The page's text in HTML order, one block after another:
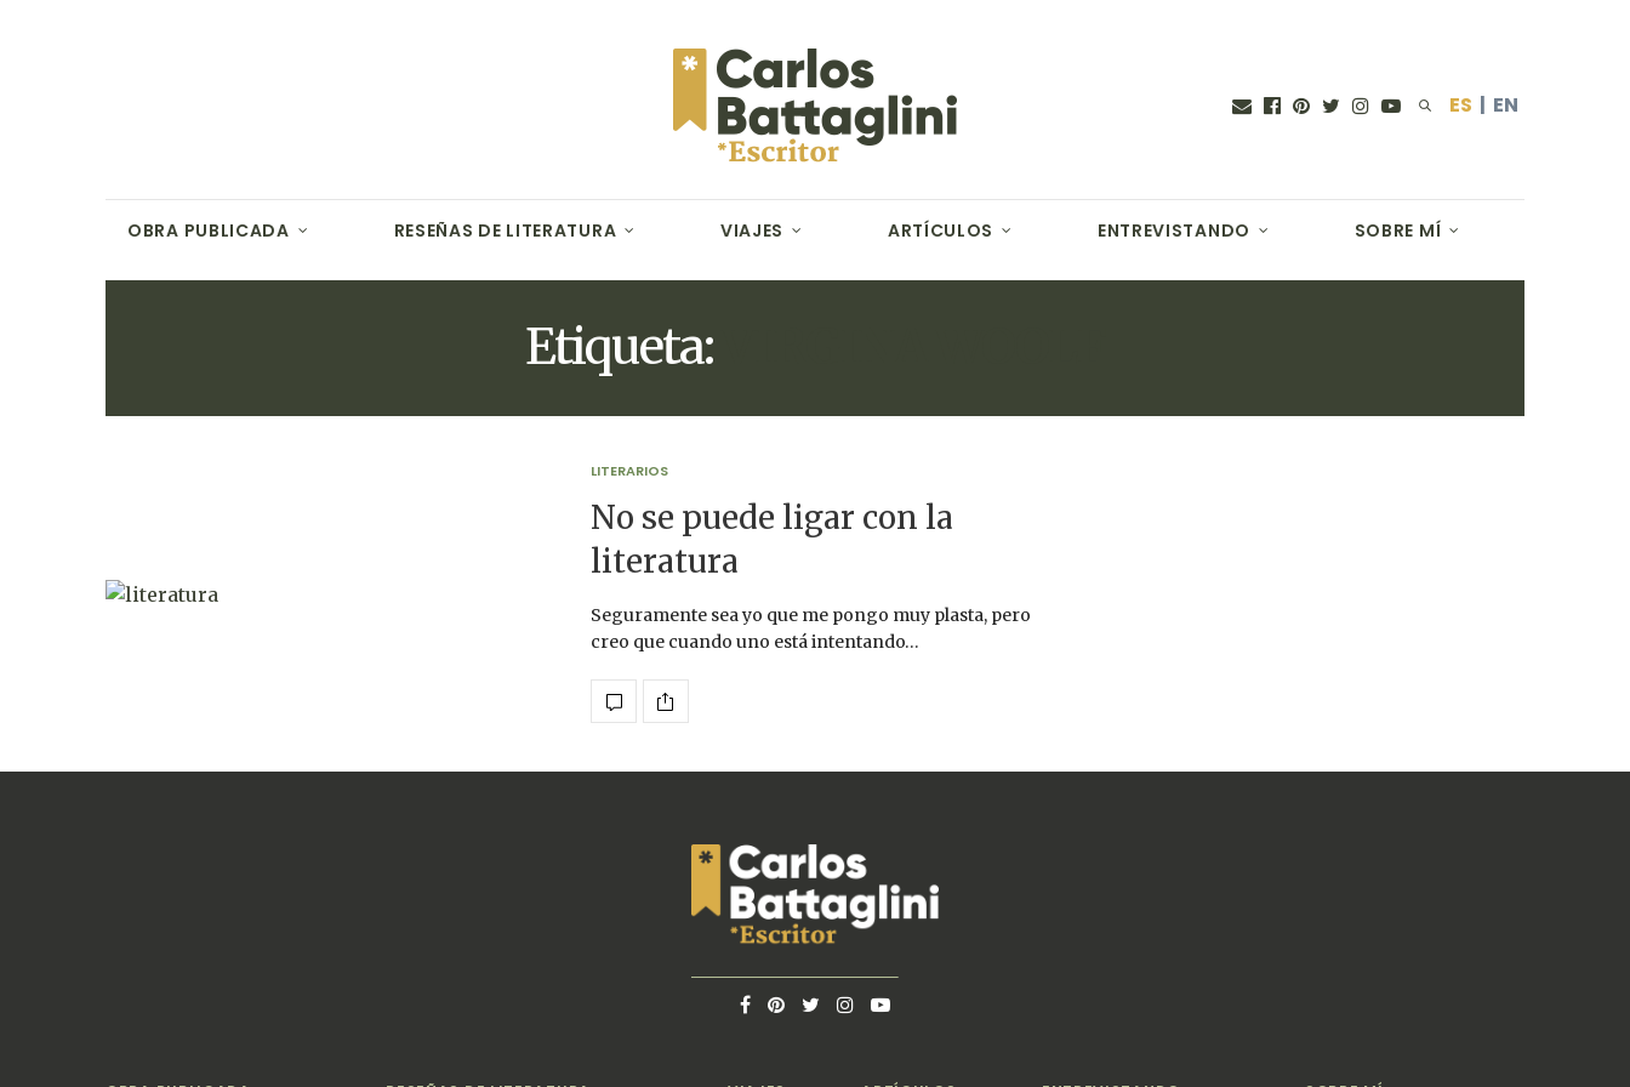
ES | EN
OBRA PUBLICADA RESEÑAS DE LITERATURA VIAJES ARTÍCULOS ENTREVISTANDO SOBRE MÍ
Etiqueta:
LITERARIOS
No se puede ligar con la
literatura
Seguramente sea yo que me pongo muy plasta, pero
creo que cuando uno está intentando…